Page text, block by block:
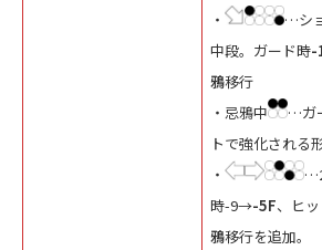
・
…シ
中段。ガード時-
鴉移行
・忌鴉中
…ガ
トで強化される
・
時-9→-5F、ヒ
鴉移行を追加。